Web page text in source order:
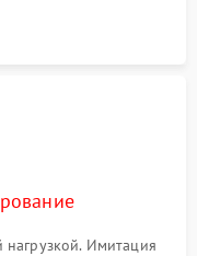
старения АКБ.
Имитация